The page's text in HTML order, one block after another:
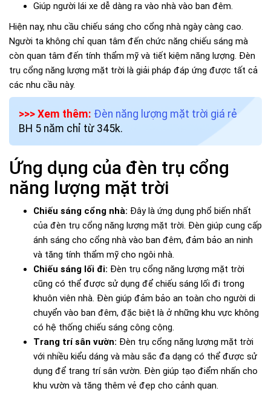
Giúp người lái xe dễ dàng ra vào nhà vào ban đêm.
Hiện nay, nhu cầu chiếu sáng cho cổng nhà ngày càng cao.
Người ta không chỉ quan tâm đến chức năng chiếu sáng mà
còn quan tâm đến tính thẩm mỹ và tiết kiệm năng lượng. Đèn
trụ cổng năng lượng mặt trời là giải pháp đáp ứng được tất cả
các nhu cầu này.
>>> Xem thêm: Đèn năng lượng mặt trời giá rẻ
BH 5 năm chỉ từ 345k.
Ứng dụng của đèn trụ cổng
năng lượng mặt trời
Chiếu sáng cổng nhà: Đây là ứng dụng phổ biến nhất
của đèn trụ cổng năng lượng mặt trời. Đèn giúp cung cấp
ánh sáng cho cổng nhà vào ban đêm, đảm bảo an ninh
và tăng tính thẩm mỹ cho ngôi nhà.
Chiếu sáng lối đi: Đèn trụ cổng năng lượng mặt trời
cũng có thể được sử dụng để chiếu sáng lối đi trong
khuôn viên nhà. Đèn giúp đảm bảo an toàn cho người di
chuyển vào ban đêm, đặc biệt là ở những khu vực không
có hệ thống chiếu sáng công cộng.
Trang trí sân vườn: Đèn trụ cổng năng lượng mặt trời
với nhiều kiểu dáng và màu sắc đa dạng có thể được sử
dụng để trang trí sân vườn. Đèn giúp tạo điểm nhấn cho
khu vườn và tăng thêm vẻ đẹp cho cảnh quan.